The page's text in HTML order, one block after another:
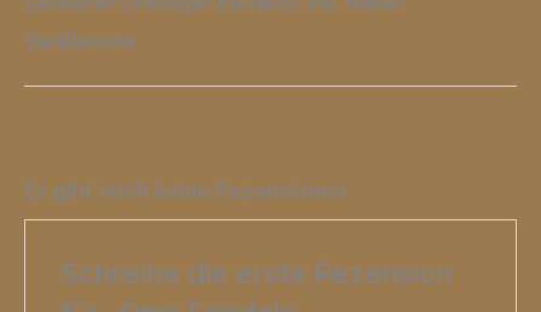
Vanillenote.
Es gibt noch keine Rezensionen.
Schreibe die erste Rezension